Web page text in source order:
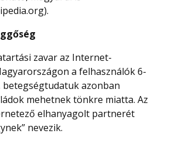
zavar az Internet-
a felhasználók 6-
betegségtudatuk azonban
mehetnek tönkre miatta. Az
elhanyagolt partnerét
nevezik.